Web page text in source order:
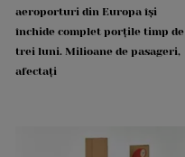
aeroporturi din Europa își
închide complet porțile timp de
trei luni. Milioane de pasageri,
afectați